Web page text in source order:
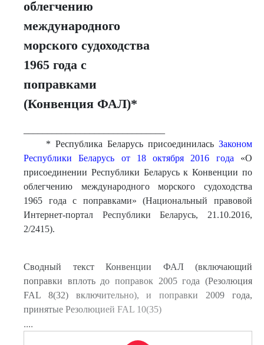
облегчению
международного
морского судоходства
1965 года с
поправками
(Конвенция ФАЛ)*
* Республика Беларусь присоединилась Законом
Республики Беларусь от 18 октября 2016 года «О
присоединении Республики Беларусь к Конвенции по
облегчению международного морского судоходства
1965 года с поправками» (Национальный правовой
Интернет-портал Республики Беларусь, 21.10.2016,
2/2415).
Сводный текст Конвенции ФАЛ (включающий
поправки вплоть до поправок 2005 года (Резолюция
FAL 8(32) включительно), и поправки 2009 года,
принятые Резолюцией FAL 10(35)
....